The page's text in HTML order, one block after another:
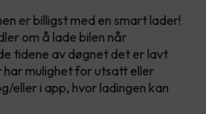
er billigst med en smart lader!
om å lade bilen når
tidene av døgnet det er lavt
mulighet for utsatt eller
eller i app, hvor ladingen kan